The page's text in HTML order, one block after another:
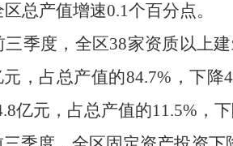
区总产值增速0.1个百分点。
三季度 ，全区38家资质以上
元，占总产值的84.7% ，下降
亿元，占总产值的11.5% ，